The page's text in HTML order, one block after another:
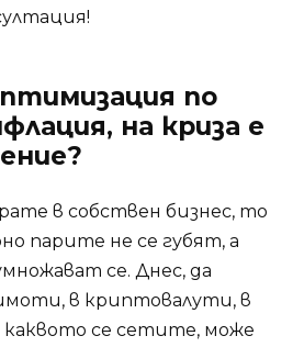
по
на криза е
в собствен бизнес, то
парите не се губят, а
се. Днес, да
в криптовалути, в
каквото се сетите, може